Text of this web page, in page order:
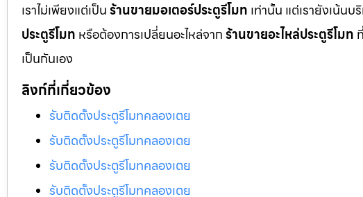
เราไม่เพียงแต่เป็นร้านขายมอเตอร์ประตูรีโมท เท่านั้น แต่เรายังเน้น
ประตูรีโมท หรือต้องการเปลี่ยนอะไหล่จากร้านขายอะไหล่ประตูรีโมท
เป็นกันเอง
ลิงก์ที่เกี่ยวข้อง
รับติดตั้งประตูรีโมทคลองเตย
รับติดตั้งประตูรีโมทคลองเตย
รับติดตั้งประตูรีโมทคลองเตย
รับติดตั้งประตูรีโมทคลองเตย